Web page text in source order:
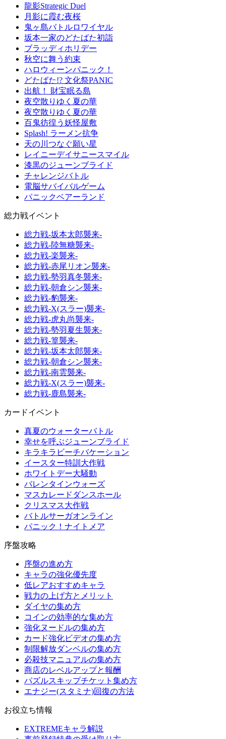
龍影Strategic Duel
月影に霞む夜桜
鬼ヶ島バトルロワイヤル
坂本一家のどたばた初詣
ブラッディホリデー
秋空に舞う約束
ハロウィーンパニック！
どたばた!? 文化祭PANIC
出航！ 財宝眠る島
夜空散りゆく夏の華
夜空散りゆく夏の華
百鬼彷徨う妖怪屋敷
Splash! ラーメン抗争
天の川つなぐ願い星
レイニーデイサニースマイル
漆黒のジューンブライド
チャレンジバトル
電脳サバイバルゲーム
パニックベアーランド
総力戦イベント
総力戦-坂本太郎襲来-
総力戦-陸無糖襲来-
総力戦-楽襲来-
総力戦-赤尾リオン襲来-
総力戦-勢羽真冬襲来-
総力戦-朝倉シン襲来-
総力戦-豹襲来-
総力戦-X(スラー)襲来-
総力戦-虎丸尚襲来-
総力戦-勢羽夏生襲来-
総力戦-篁襲来-
総力戦-坂本太郎襲来-
総力戦-朝倉シン襲来-
総力戦-南雲襲来-
総力戦-X(スラー)襲来-
総力戦-鹿島襲来-
カードイベント
真夏のウォーターバトル
幸せを呼ぶジューンブライド
キラキラビーチバケーション
イースター特訓大作戦
ホワイトデー大騒動
バレンタインウォーズ
マスカレードダンスホール
クリスマス大作戦
バトルサーガオンライン
パニック！ナイトメア
序盤攻略
序盤の進め方
キャラの強化優先度
低レアおすすめキャラ
戦力の上げ方とメリット
ダイヤの集め方
コインの効率的な集め方
強化ヌードルの集め方
カード強化ビデオの集め方
制限解放ダンベルの集め方
必殺技マニュアルの集め方
商店のレベルアップと報酬
パズルスキップチケット集め方
エナジー(スタミナ)回復の方法
お役立ち情報
EXTREMEキャラ解説